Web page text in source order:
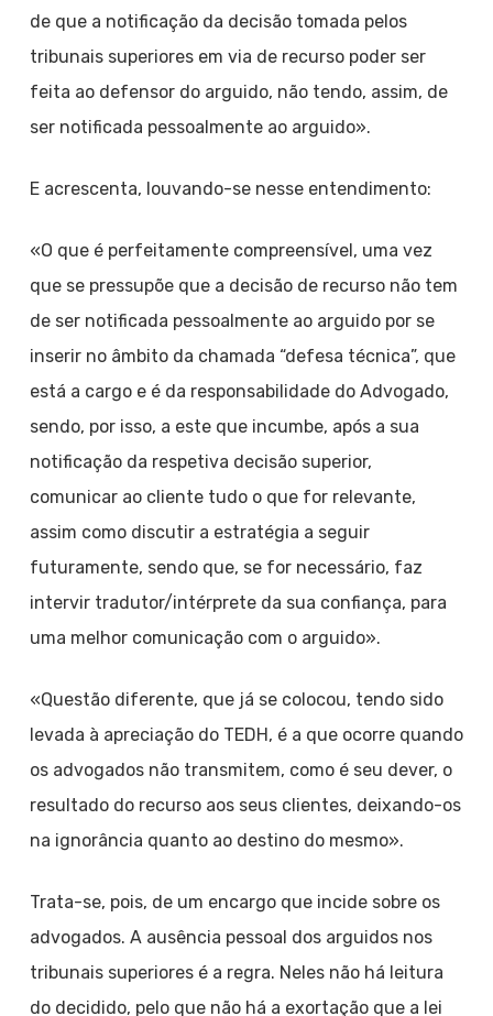
de que a notificação da decisão tomada pelos
tribunais superiores em via de recurso poder ser
feita ao defensor do arguido, não tendo, assim, de
ser notificada pessoalmente ao arguido».
E acrescenta, louvando-se nesse entendimento:
«O que é perfeitamente compreensível, uma vez
que se pressupõe que a decisão de recurso não tem
de ser notificada pessoalmente ao arguido por se
inserir no âmbito da chamada “defesa técnica”, que
está a cargo e é da responsabilidade do Advogado,
sendo, por isso, a este que incumbe, após a sua
notificação da respetiva decisão superior,
comunicar ao cliente tudo o que for relevante,
assim como discutir a estratégia a seguir
futuramente, sendo que, se for necessário, faz
intervir tradutor/intérprete da sua confiança, para
uma melhor comunicação com o arguido».
«Questão diferente, que já se colocou, tendo sido
levada à apreciação do TEDH, é a que ocorre quando
os advogados não transmitem, como é seu dever, o
resultado do recurso aos seus clientes, deixando-os
na ignorância quanto ao destino do mesmo».
Trata-se, pois, de um encargo que incide sobre os
advogados. A ausência pessoal dos arguidos nos
tribunais superiores é a regra. Neles não há leitura
do decidido, pelo que não há a exortação que a lei